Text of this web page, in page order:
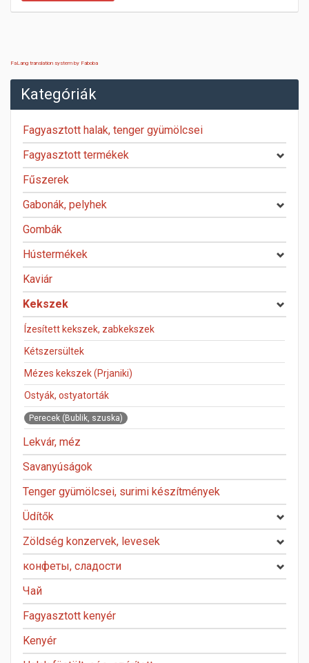
FaLang translation system by Faboba
Kategóriák
Fagyasztott halak, tenger gyümölcsei
Fagyasztott termékek
Fűszerek
Gabonák, pelyhek
Gombák
Hústermékek
Kaviár
Kekszek
Ízesített kekszek, zabkekszek
Kétszersültek
Mézes kekszek (Prjaniki)
Ostyák, ostyatorták
Perecek (Bublik, szuska)
Lekvár, méz
Savanyúságok
Tenger gyümölcsei, surimi készítmények
Üdítők
Zöldség konzervek, levesek
конфеты, сладости
Чай
Fagyasztott kenyér
Kenyér